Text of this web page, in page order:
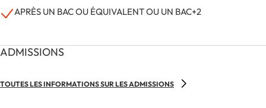
APRÈS UN BAC OU ÉQUIVALENT OU UN BAC+2
ADMISSIONS
TOUTES LES INFORMATIONS SUR LES ADMISSIONS